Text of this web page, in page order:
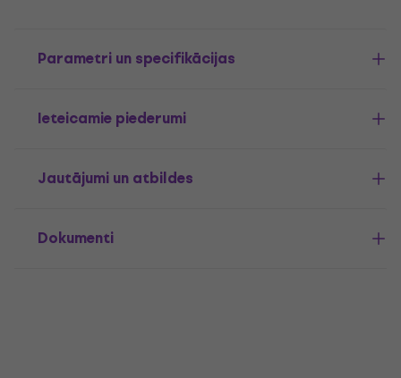
Parametri un specifikācijas
Ieteicamie piederumi
Jautājumi un atbildes
Dokumenti